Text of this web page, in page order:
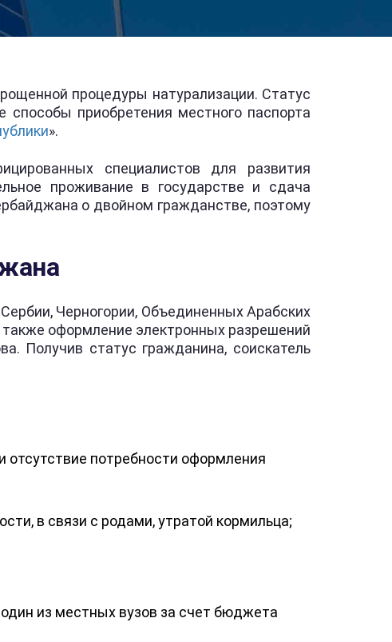
процедуры натурализации. Статус
приобретения местного паспорта
».
специалистов для развития
проживание в государстве и сдача
о двойном гражданстве, поэтому
Черногории, Объединенных Арабских
оформление электронных разрешений
Получив статус гражданина, соискатель
отсутствие потребности оформления
в связи с родами, утратой кормильца;
из местных вузов за счет бюджета